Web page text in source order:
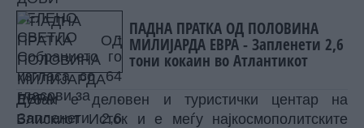
ПАДНА ПРАТКА ОД ПОЛОВИНА
МИЛИЈАРДА ЕВРА - Запленети 2,6
тони кокаин во Атлантикот
Дубаи е деловен и туристички центар на
Блискиот Исток и е меѓу најкосмополитските